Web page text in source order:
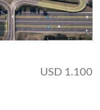
USD 1.100